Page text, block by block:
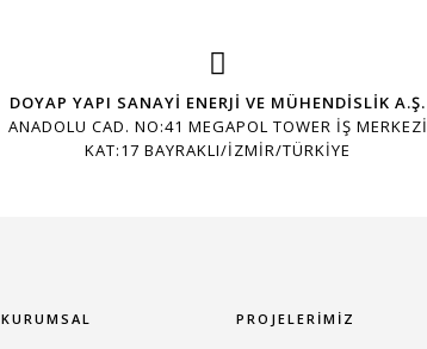
DOYAP YAPI SANAYİ ENERJİ VE MÜHENDİSLİK A.Ş.
ANADOLU CAD. NO:41 MEGAPOL TOWER İŞ MERKEZI
KAT:17 BAYRAKLI/İZMİR/TÜRKİYE
KURUMSAL PROJELERİMİZ